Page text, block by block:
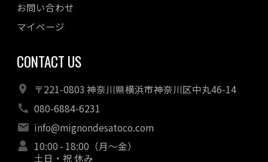
お問い合わせ
マイページ
CONTACT US
〒221-0803 神奈川県横浜市神奈川区中丸46-14
080-6884-6231
info@mignondesatoco.com
10:00 - 18:00（月～金）
土日・祝 休み